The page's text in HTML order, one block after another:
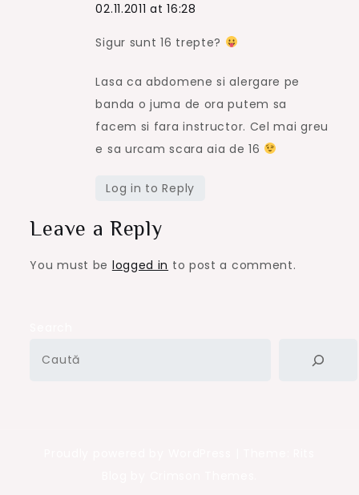
02.11.2011 at 16:28
Sigur sunt 16 trepte?
Lasa ca abdomene si alergare pe
banda o juma de ora putem sa
facem si fara instructor. Cel mai greu
e sa urcam scara aia de 16
Log in to Reply
Leave a Reply
You must be logged in to post a comment.